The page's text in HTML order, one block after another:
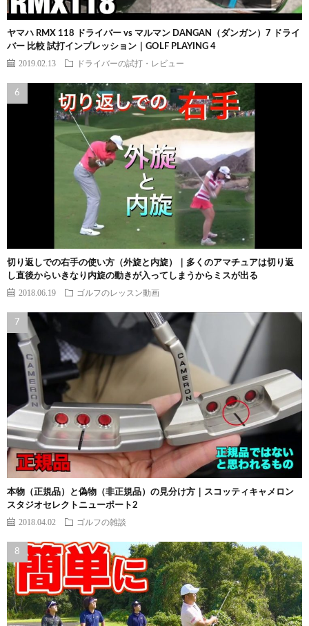
ヤマハ RMX 118 ドライバー vs マルマン DANGAN（ダンガン）7 ドライ
バー 比較 試打インプレッション｜GOLF PLAYING 4
2019.02.13 ドライバーの試打・レビュー
切り返しでの右手の使い方（外旋と内旋）｜多くのアマチュアは切り返
し直後からいきなり内旋の動きが入ってしまうからミスが出る
2018.06.19 ゴルフのレッスン動画
本物（正規品）と偽物（非正規品）の見分け方｜スコッティキャメロン
スタジオセレクトニューポート2
2018.04.02 ゴルフの雑談